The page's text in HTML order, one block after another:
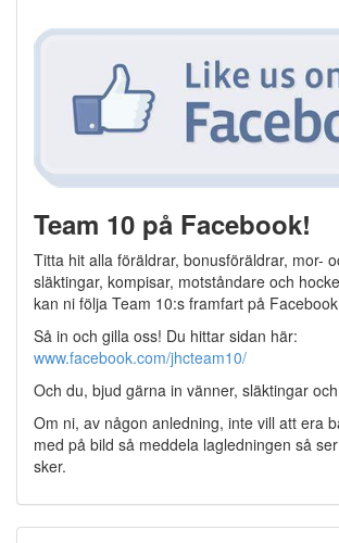
Team 10 på Facebook!
Titta hit alla föräldrar, bonusföräldrar, mor-
släktingar, kompisar, motståndare och
kan ni följa Team 10:s framfart på
Så in och gilla oss! Du hittar sidan här:
www.facebook.com/jhcteam10/
Och du, bjud gärna in vänner, släktingar
Om ni, av någon anledning, inte vill att era
med på bild så meddela lagledningen så
sker.